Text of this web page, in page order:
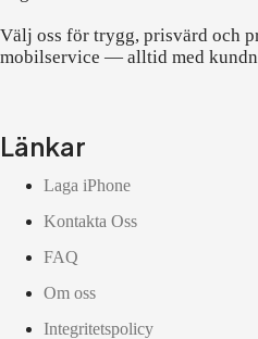
Välj oss för trygg, prisvärd och
mobilservice — alltid med
Länkar
Laga iPhone
Kontakta Oss
FAQ
Om oss
Integritetspolicy